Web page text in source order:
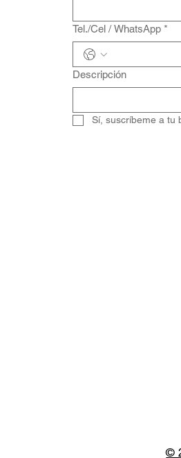
Tel./Cel / WhatsApp *
Descripción
Sí, suscríbeme a tu
©